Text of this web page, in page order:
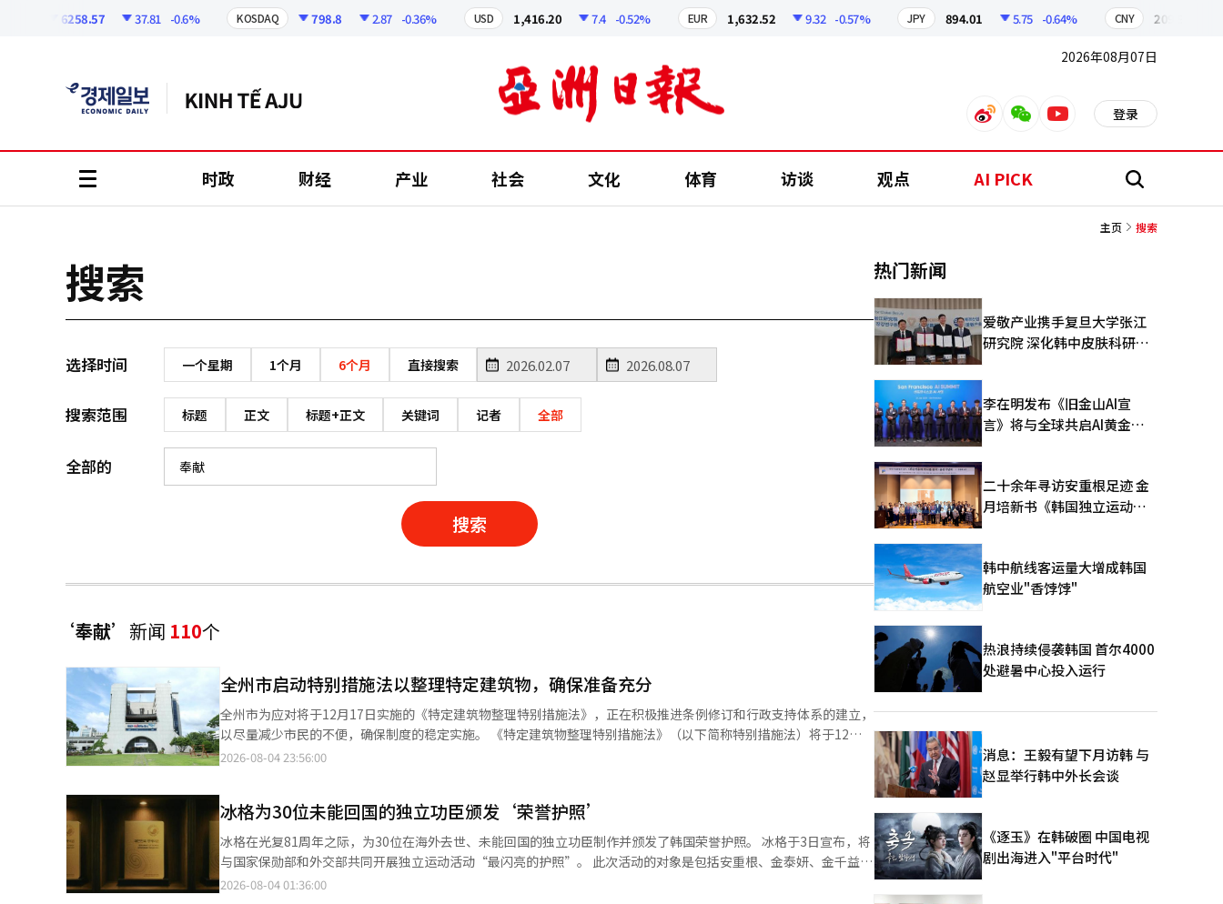
6258.57 37.81 -0.6% KOSDAQ 798.8 2.87 -0.36% USD 1,416.20 7.4 -0.52% EUR 1,632.52 9.32 -0.57% JPY 894.01 5.75 -0.64% CNY 209.90
2026年08月07日
weiboweixinyoutube 登录
时政 财经 产业 社会 文化 体育 访谈 观点 AI PICK 搜
主页 搜索
搜索
选择时间 一个星期 1个月 6个月 直接搜索
搜索范围 标题 正文 标题+正文 关键词 记者 全部
全部的
搜索
‘奉献’ 新闻 110个
全州市启动特别措施法以整理特定建筑物，确保准备充分
全州市为应对将于12月17日实施的《特定建筑物整理特别措施法》，正在积极推进条例修订和行政支持体系的建立，
以尽量减少市民的不便，确保制度的稳定实施。 《特定建筑物整理特别措施法》（以下简称特别措施法）将于12月
17日至2028年6月16日实施，为期18个月。 该法旨在通过对无许可证和违法施工等特定建筑物进行筛选，给予临时
的适用范围较2014年实施的特别措施法有所扩大。 具体而言，多家庭住宅的适用面积由原来的建筑面积330㎡以下扩
大至660㎡以下，独立住宅则允许地方自治团体根据条例决定建筑面积在165㎡至330㎡之间的适用情况。 此外，使
用中的邻里生活设施和多家庭住宅的“房间分割”案例，只要符合消防安全和停车标准等法律规定的要求，也可获得
使用批准。 同时，申请特别措施法下的使用批准，需确保土地所有权和宽度3米以上的道路，并且结构安全、卫生、
消防和日照权等方面不得有明显障碍。 市政府决定在法律实施前，积极做好准备，以便市民能够享受到制度的好处。
2026-08-04 23:56:00
冰格为30位未能回国的独立功臣颁发‘荣誉护照’
冰格在光复81周年之际，为30位在海外去世、未能回国的独立功臣制作并颁发了韩国荣誉护照。 冰格于3日宣布，将
与国家保勋部和外交部共同开展独立运动活动“最闪亮的护照”。 此次活动的对象是包括安重根、金泰妍、金千益、
朴英、李爱拉等在内的30位在光复前于中国、俄罗斯远东、日本等地活动并去世的独立功臣。他们通过武装斗争、外
2026-08-04 01:36:00
热门新闻
爱敬产业携手复旦大学张江
研究院 深化韩中皮肤科研合
李在明发布《旧金山AI宣
言》将与全球共启AI黄金时
二十余年寻访安重根足迹 金
月培新书《韩国独立运动圣
韩中航线客运量大增成韩国
航空业"香饽饽"
热浪持续侵袭韩国 首尔4000
处避暑中心投入运行
消息：王毅有望下月访韩 与
赵显举行韩中外长会谈
《逐玉》在韩破圈 中国电视
剧出海进入"平台时代"